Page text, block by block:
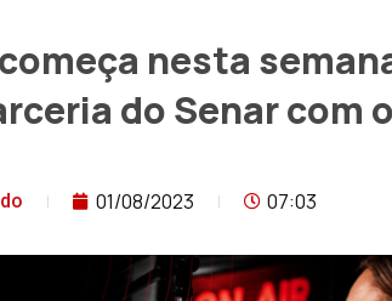
nesta
do Senar com
01/08/2023 07:03